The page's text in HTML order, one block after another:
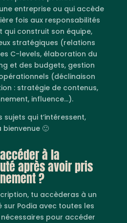
entreprise ou qui accède
fois aux responsabilités
qui construit son équipe,
stratégiques (relations
C-levels, élaboration du
et des budgets, gestion
(déclinaison
: stratégie de contenus,
influence…).
sujets qui t’intéressent,
🙂
à la
après avoir pris
?
tu accèderas à un
sur Podia avec toutes les
pour accéder